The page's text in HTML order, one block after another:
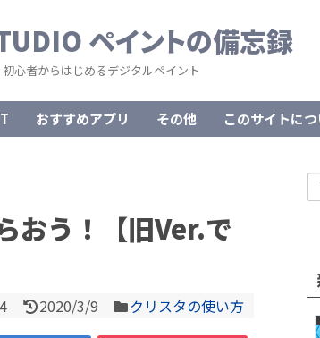
ペイントの備忘録
初心者からはじめるデジタルペイント
おすすめアプリ その他 このサイトにつ
おう！【旧Ver.で
2020/3/9 クリスタの使い方